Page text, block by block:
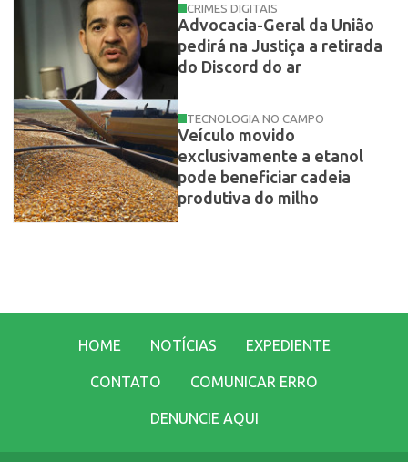
CRIMES DIGITAIS
Advocacia-Geral da União
pedirá na Justiça a retirada
do Discord do ar
TECNOLOGIA NO CAMPO
Veículo movido
exclusivamente a etanol
pode beneficiar cadeia
produtiva do milho
HOME NOTÍCIAS EXPEDIENTE
CONTATO COMUNICAR ERRO
DENUNCIE AQUI